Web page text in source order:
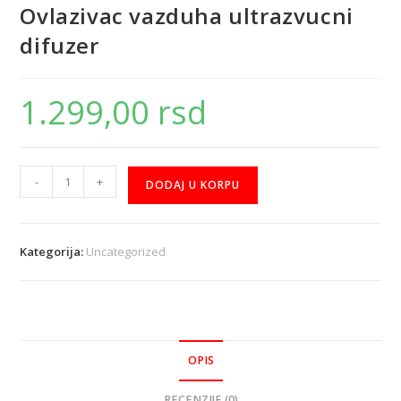
Ovlazivac vazduha ultrazvucni
difuzer
1.299,00 rsd
- + DODAJ U KORPU
Kategorija: Uncategorized
OPIS